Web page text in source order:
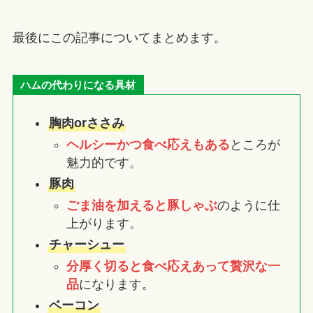
最後にこの記事についてまとめます。
ハムの代わりになる具材
胸肉orささみ
ヘルシーかつ食べ応えもある ところが
魅力的です。
豚肉
ごま油を加えると豚しゃぶのように仕
上がります。
チャーシュー
分厚く切ると食べ応えあって贅沢な一
品になります。
ベーコン